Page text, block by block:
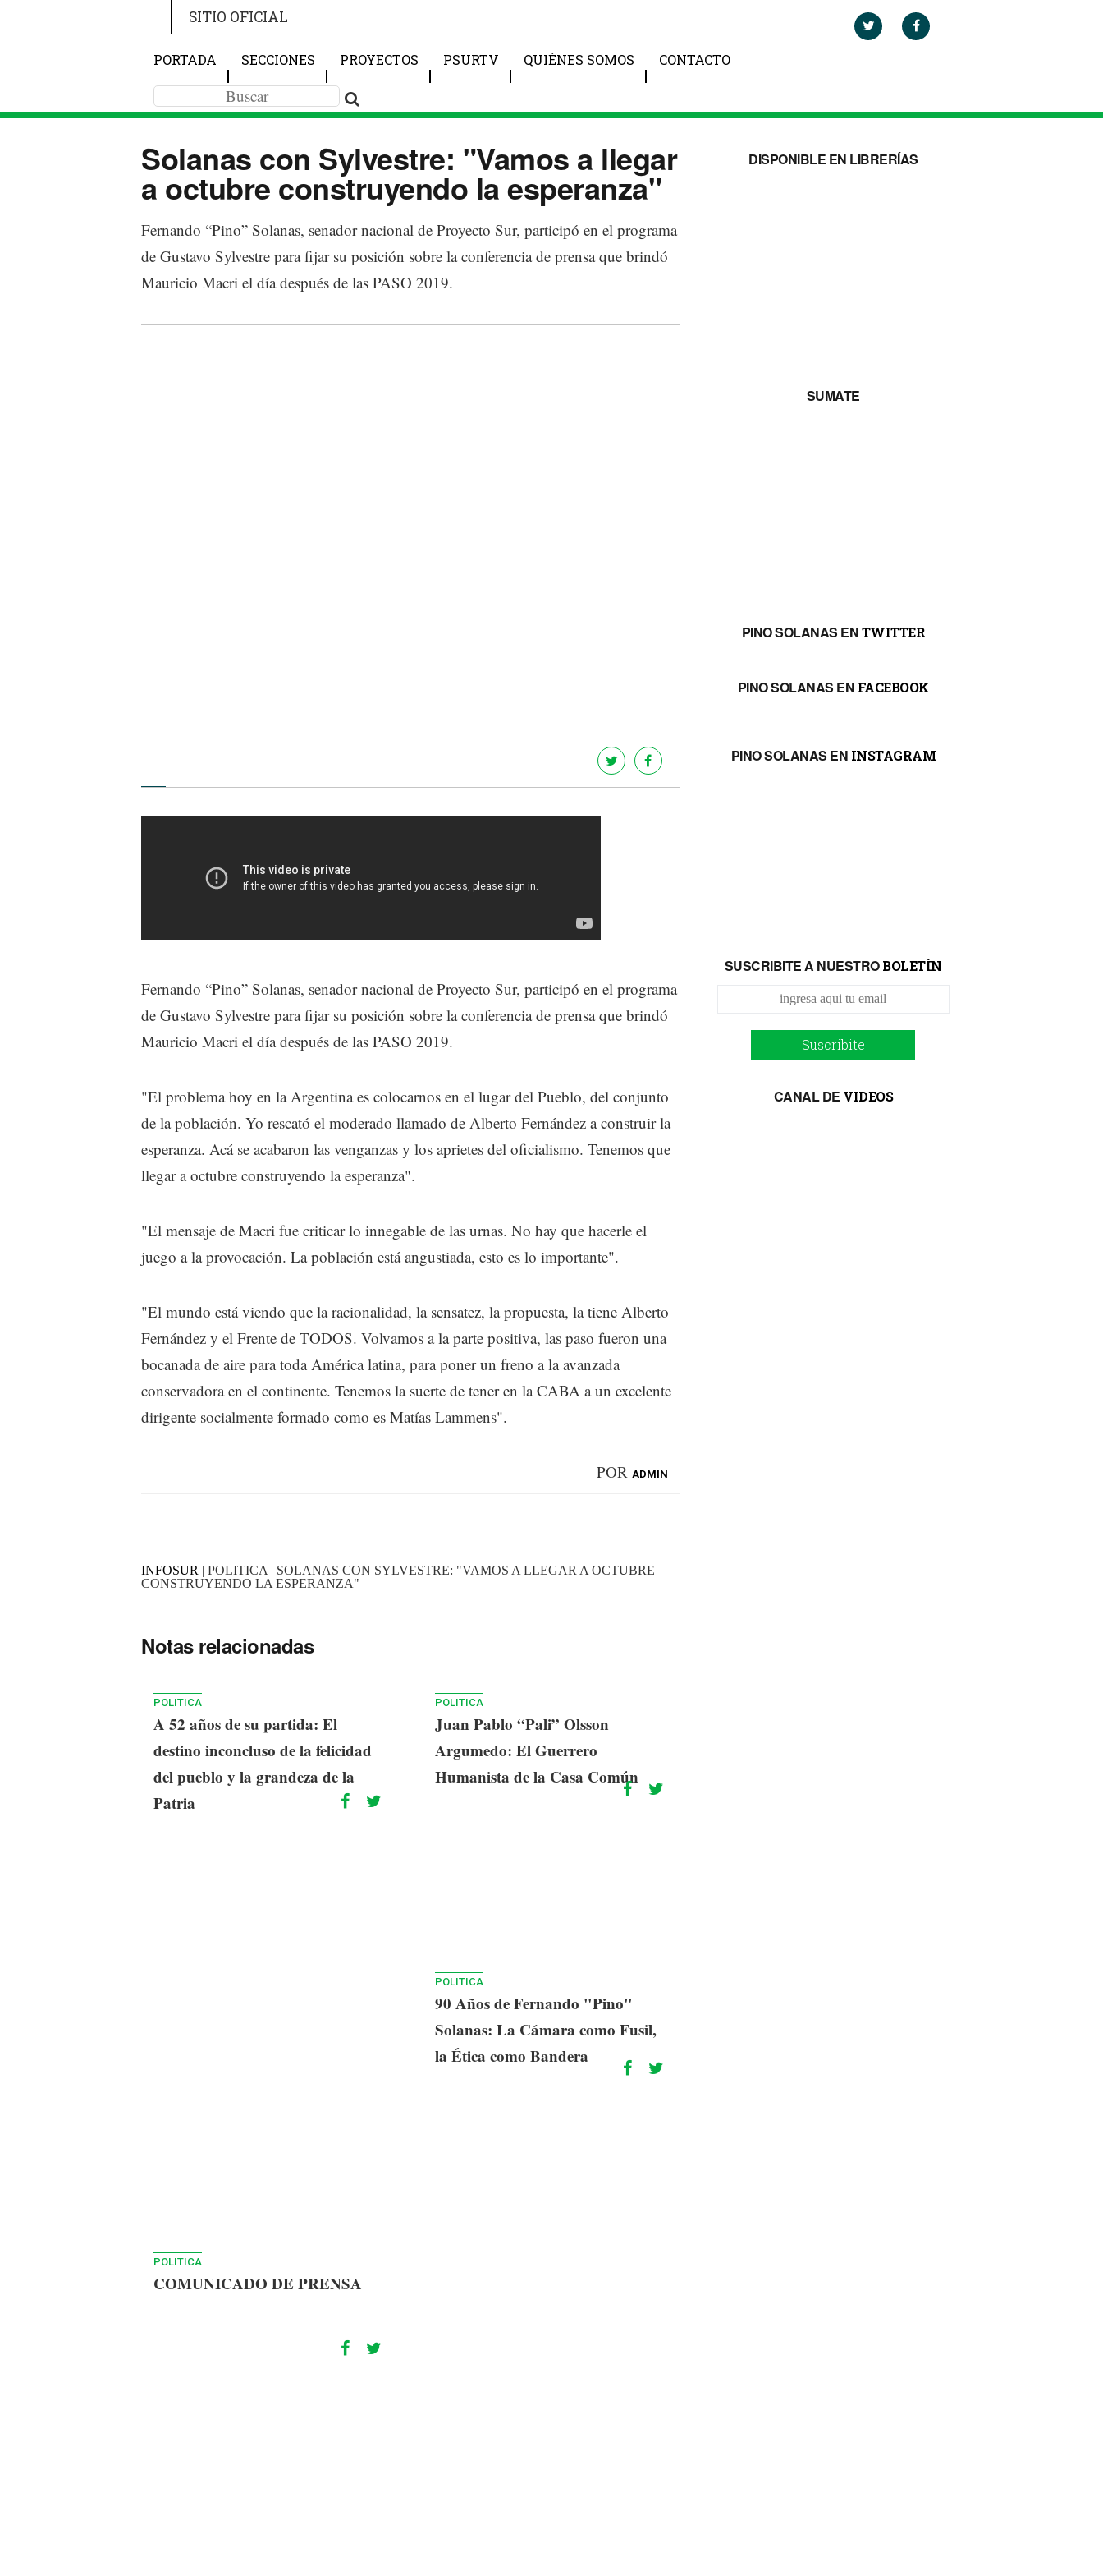
SITIO OFICIAL
PORTADA SECCIONES PROYECTOS PSURTV QUIÉNES SOMOS CONTACTO
Solanas con Sylvestre: "Vamos a llegar
a octubre construyendo la esperanza"
Fernando “Pino” Solanas, senador nacional de Proyecto Sur, participó en el programa
de Gustavo Sylvestre para fijar su posición sobre la conferencia de prensa que brindó
Mauricio Macri el día después de las PASO 2019.
Fernando “Pino” Solanas, senador nacional de Proyecto Sur, participó en el programa
de Gustavo Sylvestre para fijar su posición sobre la conferencia de prensa que brindó
Mauricio Macri el día después de las PASO 2019.
"El problema hoy en la Argentina es colocarnos en el lugar del Pueblo, del conjunto
de la población. Yo rescató el moderado llamado de Alberto Fernández a construir la
esperanza. Acá se acabaron las venganzas y los aprietes del oficialismo. Tenemos que
llegar a octubre construyendo la esperanza".
"El mensaje de Macri fue criticar lo innegable de las urnas. No hay que hacerle el
juego a la provocación. La población está angustiada, esto es lo importante".
"El mundo está viendo que la racionalidad, la sensatez, la propuesta, la tiene Alberto
Fernández y el Frente de TODOS. Volvamos a la parte positiva, las paso fueron una
bocanada de aire para toda América latina, para poner un freno a la avanzada
conservadora en el continente. Tenemos la suerte de tener en la CABA a un excelente
dirigente socialmente formado como es Matías Lammens".
POR ADMIN
INFOSUR | POLITICA | SOLANAS CON SYLVESTRE: "VAMOS A LLEGAR A OCTUBRE
CONSTRUYENDO LA ESPERANZA"
Notas relacionadas
POLITICA
A 52 años de su partida: El
destino inconcluso de la felicidad
del pueblo y la grandeza de la
Patria
POLITICA
Juan Pablo “Pali” Olsson
Argumedo: El Guerrero
Humanista de la Casa Común
POLITICA
90 Años de Fernando "Pino"
Solanas: La Cámara como Fusil,
la Ética como Bandera
POLITICA
COMUNICADO DE PRENSA
DISPONIBLE EN LIBRERÍAS
SUMATE
PINO SOLANAS ENTWITTER
PINO SOLANAS EN FACEBOOK
PINO SOLANAS EN INSTAGRAM
SUSCRIBITE A NUESTROBOLETÍN
Suscribite
CANAL DE VIDEOS